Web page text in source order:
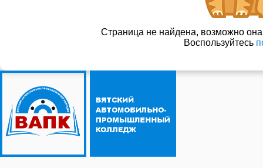
Страница не найдена, возможно
Воспользуйтесь